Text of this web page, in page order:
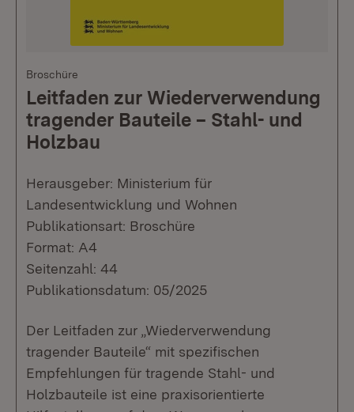
Broschüre
Leitfaden zur Wiederverwendung
tragender Bauteile – Stahl- und
Holzbau
Herausgeber: Ministerium für
Landesentwicklung und Wohnen
Publikationsart: Broschüre
Format: A4
Seitenzahl: 44
Publikationsdatum: 05/2025
Der Leitfaden zur „Wiederverwendung
tragender Bauteile“ mit spezifischen
Empfehlungen für tragende Stahl- und
Holzbauteile ist eine praxisorientierte